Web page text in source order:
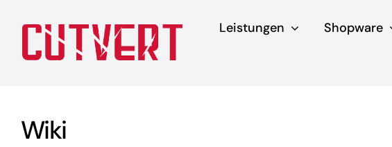
Inhalt
springen
Leistungen Shopware
Wiki